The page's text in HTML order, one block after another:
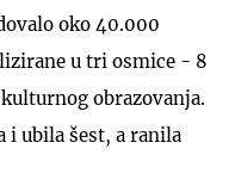
oko 40.000
u tri osmice - 8
obrazovanja.
i ubila šest, a ranila